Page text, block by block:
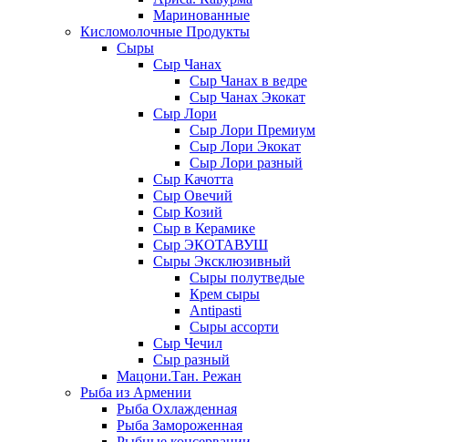
Маринованные
Кисломолочные Продукты
Сыры
Сыр Чанах
Сыр Чанах в ведре
Сыр Чанах Экокат
Сыр Лори
Сыр Лори Премиум
Сыр Лори Экокат
Сыр Лори разный
Сыр Качотта
Сыр Овечий
Сыр Козий
Сыр в Керамике
Сыр ЭКОТАВУШ
Сыры Эксклюзивный
Сыры полутведые
Крем сыры
Antipasti
Сыры ассорти
Сыр Чечил
Сыр разный
Мацони.Тан. Режан
Рыба из Армении
Рыба Охлажденная
Рыба Замороженная